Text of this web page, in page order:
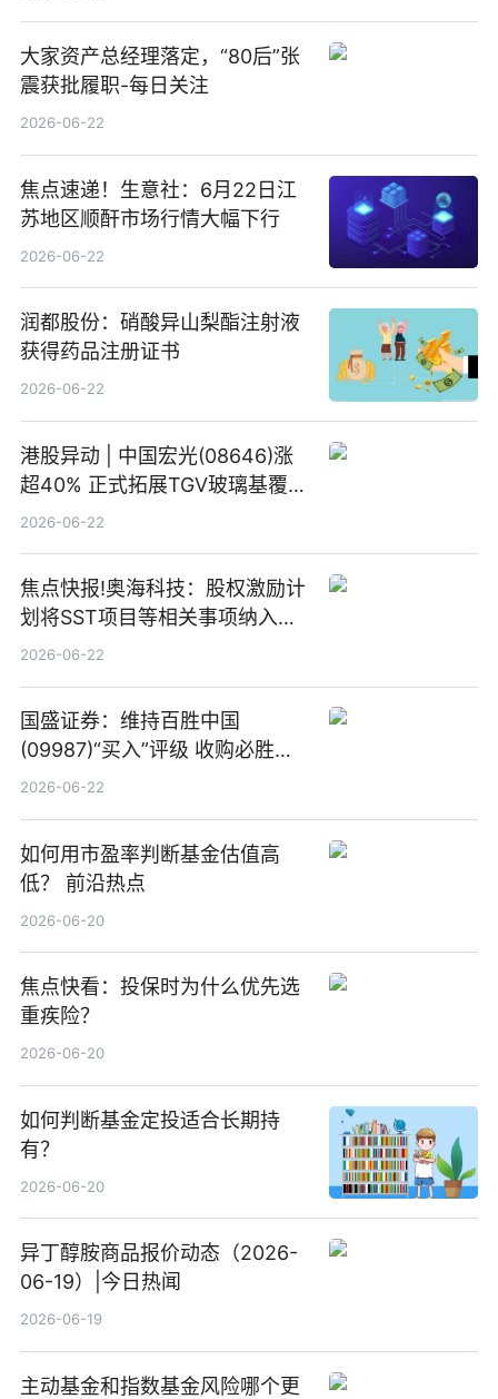
大家资产总经理落定，“80后”张
震获批履职-每日关注
2026-06-22
焦点速递！生意社：6月22日江
苏地区顺酐市场行情大幅下行
2026-06-22
润都股份：硝酸异山梨酯注射液
获得药品注册证书
2026-06-22
港股异动 | 中国宏光(08646)涨
超40% 正式拓展TGV玻璃基覆铜
板新材料业务
2026-06-22
焦点快报!奥海科技：股权激励计
划将SST项目等相关事项纳入专
项业务发展考核指标
2026-06-22
国盛证券：维持百胜中国
(09987)“买入”评级 收购必胜客
中国增厚利润加速成长 信息
2026-06-22
如何用市盈率判断基金估值高
低？ 前沿热点
2026-06-20
焦点快看：投保时为什么优先选
重疾险？
2026-06-20
如何判断基金定投适合长期持
有？
2026-06-20
异丁醇胺商品报价动态（2026-
06-19）|今日热闻
2026-06-19
主动基金和指数基金风险哪个更